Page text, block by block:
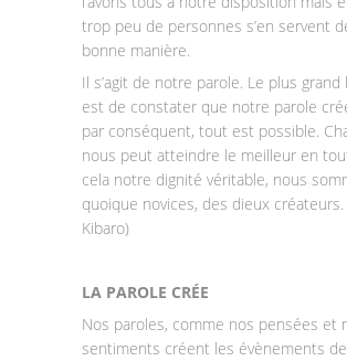
trop peu de personnes s’en servent
bonne manière.
Il s’agit de notre parole. Le plus
est de constater que notre parole
par conséquent, tout est possible.
nous peut atteindre le meilleur en
cela notre dignité véritable, nous
quoique novices, des dieux créateurs.
Kibaro)
LA PAROLE CRÉE
Nos paroles, comme nos pensées et
sentiments créent les évènements